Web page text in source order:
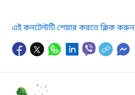
এই কনটেন্টটি শেয়ার করতে ক্লিক করুন